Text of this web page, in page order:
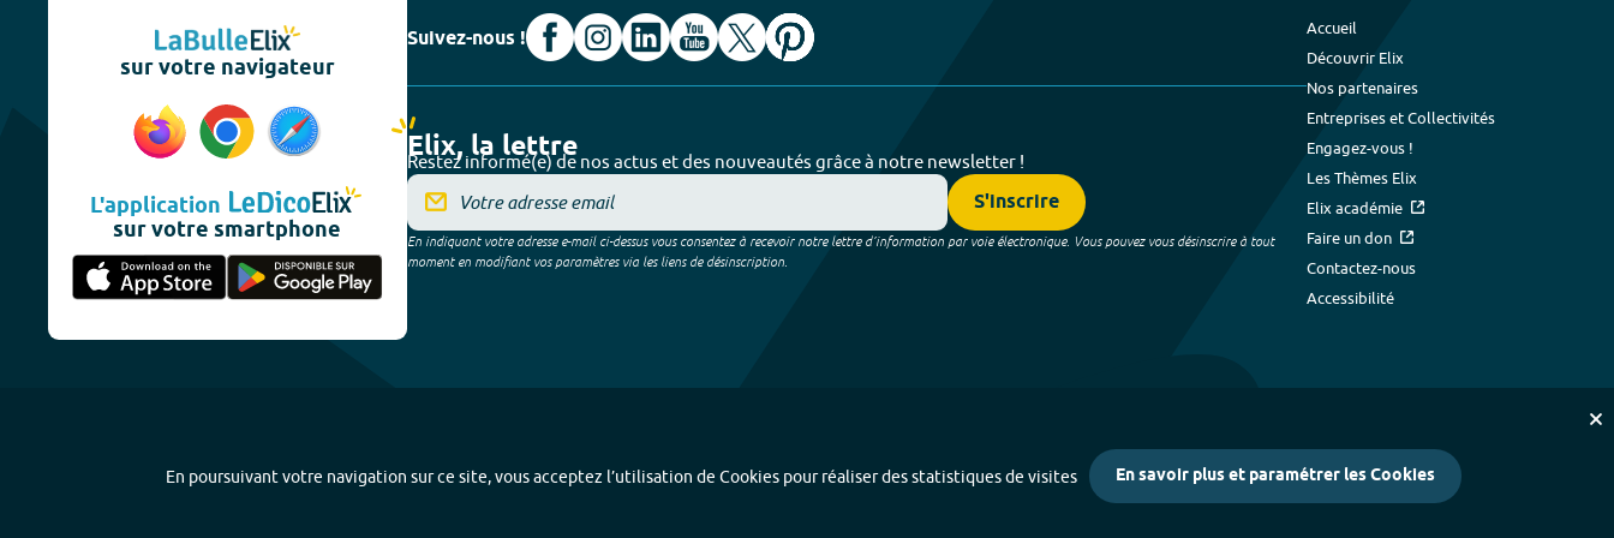
sur votre navigateur
L'application
sur votre smartphone
Suivez-nous !
Elix, la lettre
Restez informé(e) de nos actus et des nouveautés grâce à notre newsletter !
S'inscrire
En indiquant votre adresse e-mail ci-dessus vous consentez à recevoir notre lettre d’information par voie électronique. Vous pouvez vous désinscrire à tout
moment en modifiant vos paramètres via les liens de désinscription.
Accueil
Découvrir Elix
Nos partenaires
Entreprises et Collectivités
Engagez-vous !
Les Thèmes Elix
Elix académie
Faire un don
Contactez-nous
Accessibilité
En poursuivant votre navigation sur ce site, vous acceptez l’utilisation de Cookies pour réaliser des statistiques de visites En savoir plus et paramétrer les Cookies